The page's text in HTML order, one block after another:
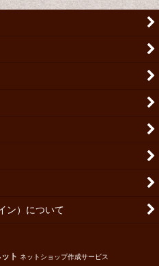
ン）について
ト ネットショップ作成サービス